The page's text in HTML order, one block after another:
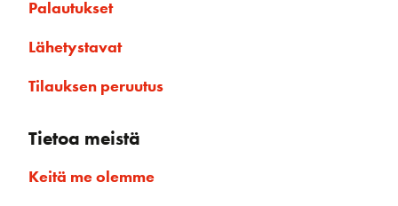
Palautukset
Lähetystavat
Tilauksen peruutus
Tietoa meistä
Keitä me olemme